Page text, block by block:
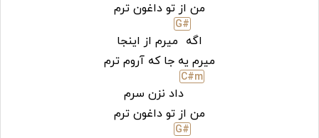
من از تو داغون ترم
اگه
G#
میرم از اینجا
میرم یه جا که آروم ترم
C#m
داد نزن سرم
من از تو داغون ترم
G#